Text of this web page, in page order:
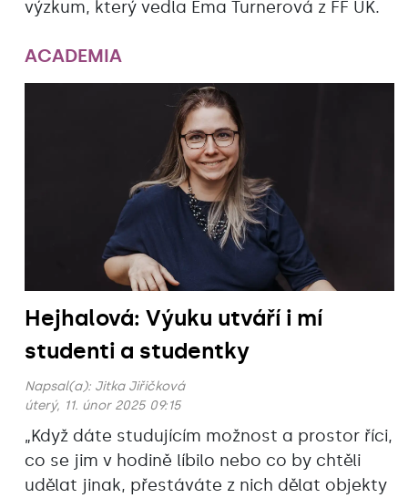
výzkum, který vedla Ema Turnerová z FF UK.
ACADEMIA
Hejhalová: Výuku utváří i mí
studenti a studentky
Napsal(a): Jitka Jiřičková
úterý, 11. únor 2025 09:15
„Když dáte studujícím možnost a prostor říci,
co se jim v hodině líbilo nebo co by chtěli
udělat jinak, přestáváte z nich dělat objekty